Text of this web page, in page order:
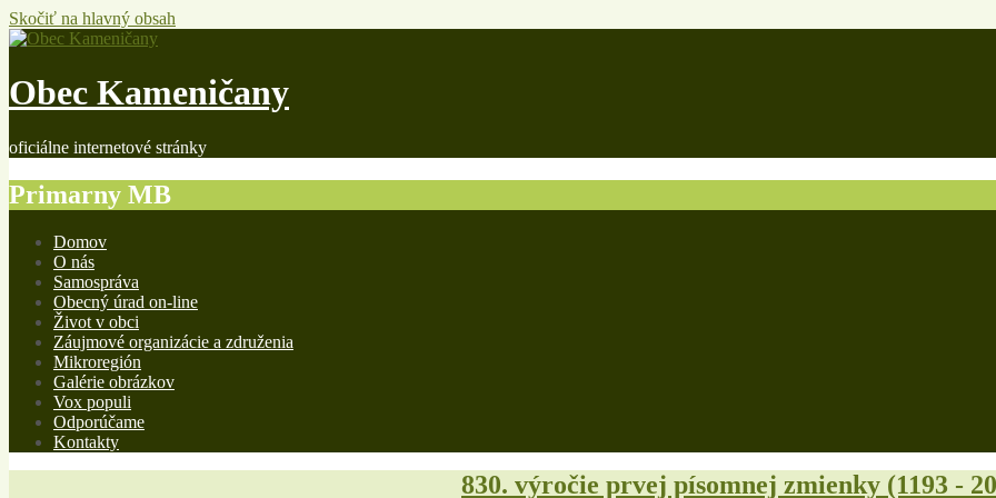
Skočiť na hlavný obsah
Obec Kameničany
oficiálne internetové stránky
Primarny MB
Domov
O nás
Samospráva
Obecný úrad on-line
Život v obci
Záujmové organizácie a združenia
Mikroregión
Galérie obrázkov
Vox populi
Odporúčame
Kontakty
830. výročie prvej písomnej zmienky (1193 -